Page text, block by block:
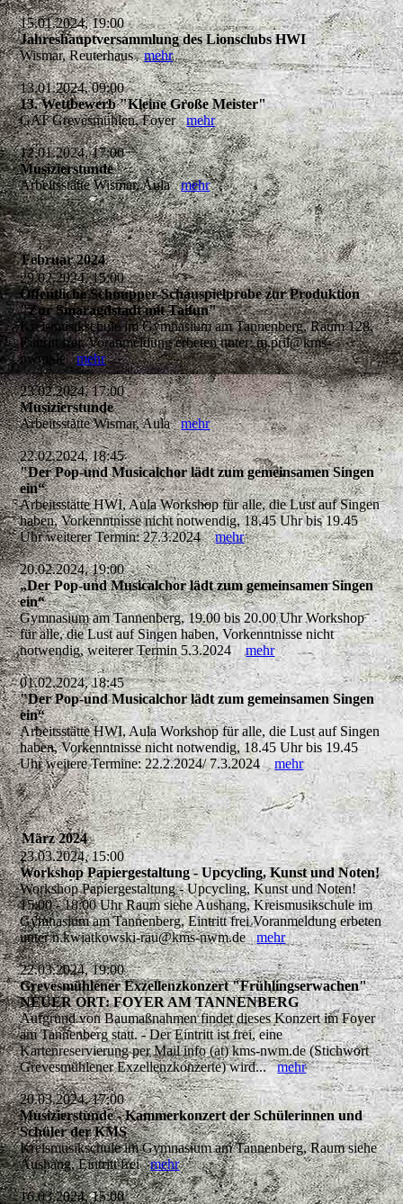
15.01.2024, 19:00
Jahreshauptversammlung des Lionsclubs HWI
Wismar, Reuterhausmehr
13.01.2024, 09:00
13. Wettbewerb "Kleine Große Meister"
GAT Grevesmühlen, Foyermehr
12.01.2024, 17:00
Musizierstunde
Arbeitsstätte Wismar, Aulamehr
Februar 2024
29.02.2024, 15:00
Öffentliche Schnupper-Schauspielprobe zur Produktion
"Zur Smaragdstadt mit Taifun"
Kreismusikschule im Gymnasium am Tannenberg, Raum 128,
Eintritt frei, Voranmeldung erbeten unter: m.pril@kms-
nwm.demehr
23.02.2024, 17:00
Musizierstunde
Arbeitsstätte Wismar, Aulamehr
22.02.2024, 18:45
"Der Pop-und Musicalchor lädt zum gemeinsamen Singen
ein“
Arbeitsstätte HWI, Aula Workshop für alle, die Lust auf Singen
haben, Vorkenntnisse nicht notwendig, 18.45 Uhr bis 19.45
Uhr weiterer Termin: 27.3.2024mehr
20.02.2024, 19:00
„Der Pop-und Musicalchor lädt zum gemeinsamen Singen
ein“
Gymnasium am Tannenberg, 19.00 bis 20.00 Uhr Workshop
für alle, die Lust auf Singen haben, Vorkenntnisse nicht
notwendig, weiterer Termin 5.3.2024mehr
01.02.2024, 18:45
"Der Pop-und Musicalchor lädt zum gemeinsamen Singen
ein“
Arbeitsstätte HWI, Aula Workshop für alle, die Lust auf Singen
haben, Vorkenntnisse nicht notwendig, 18.45 Uhr bis 19.45
Uhr weitere Termine: 22.2.2024/ 7.3.2024mehr
März 2024
23.03.2024, 15:00
Workshop Papiergestaltung - Upcycling, Kunst und Noten!
Workshop Papiergestaltung - Upcycling, Kunst und Noten!
15:00 - 18:00 Uhr Raum siehe Aushang, Kreismusikschule im
Gymnasium am Tannenberg, Eintritt frei Voranmeldung erbeten
unter n.kwiatkowski-rau@kms-nwm.demehr
22.03.2024, 19:00
Grevesmühlener Exzellenzkonzert "Frühlingserwachen"
NEUER ORT: FOYER AM TANNENBERG
Aufgrund von Baumaßnahmen findet dieses Konzert im Foyer
am Tannenberg statt. - Der Eintritt ist frei, eine
Kartenreservierung per Mail info (at) kms-nwm.de (Stichwort
Grevesmühlener Exzellenzkonzerte) wird...mehr
20.03.2024, 17:00
Musizierstunde - Kammerkonzert der Schülerinnen und
Schüler der KMS
Kreismusikschule im Gymnasium am Tannenberg, Raum siehe
Aushang, Eintritt freimehr
16.03.2024, 15:00